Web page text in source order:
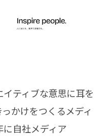
ティブな意思に耳を
かけをつくるメディ
に自社メディア